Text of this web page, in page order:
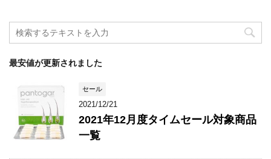
最安値が更新されました
セール
2021/12/21
2021年12月度タイムセール対象商品
一覧